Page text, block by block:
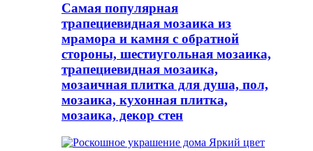
Самая популярная
трапециевидная мозаика из
мрамора и камня с обратной
стороны, шестиугольная мозаика,
трапециевидная мозаика,
мозаичная плитка для душа, пол,
мозаика, кухонная плитка,
мозаика, декор стен